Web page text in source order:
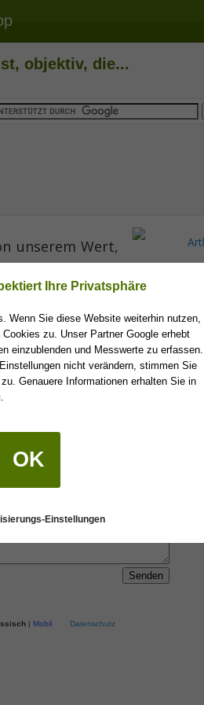
objektiv, die...
unserem Wert,
senden.
| Mobil Datenschutz
Ihre Privatsphäre
Wenn Sie diese Website weiterhin nutzen,
zu. Unser Partner Google erhebt
einzublenden und Messwerte zu erfassen.
nicht verändern, stimmen Sie
Genauere Informationen erhalten Sie in
.
OK
Einstellungen